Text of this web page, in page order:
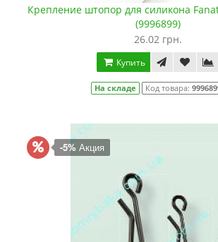
Крепление штопор для силикона
(9996899)
26.02 грн.
Купить
На складе Код товара:
-5% Акция